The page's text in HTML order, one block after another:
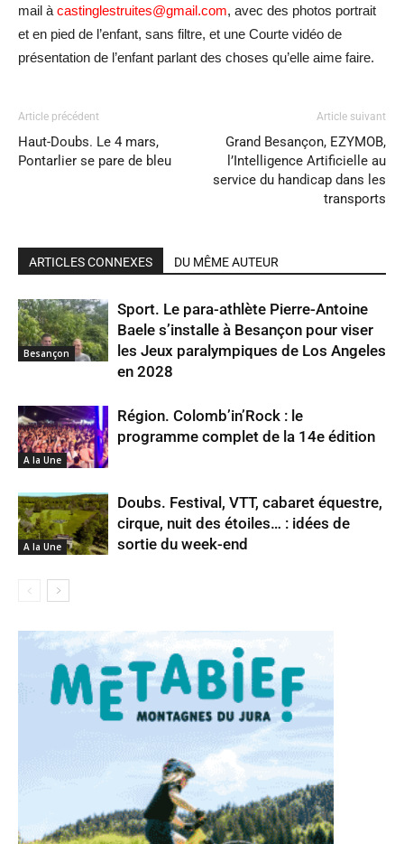
mail à castinglestruites@gmail.com, avec des photos portrait
et en pied de l’enfant, sans filtre, et une Courte vidéo de
présentation de l’enfant parlant des choses qu’elle aime faire.
Article précédent
Haut-Doubs. Le 4 mars,
Pontarlier se pare de bleu
Article suivant
Grand Besançon, EZYMOB,
l’Intelligence Artificielle au
service du handicap dans les
transports
ARTICLES CONNEXES DU MÊME AUTEUR
Besançon
Sport. Le para-athlète Pierre-Antoine
Baele s’installe à Besançon pour viser
les Jeux paralympiques de Los Angeles
en 2028
A la Une
Région. Colomb’in’Rock : le
programme complet de la 14e édition
A la Une
Doubs. Festival, VTT, cabaret équestre,
cirque, nuit des étoiles… : idées de
sortie du week-end